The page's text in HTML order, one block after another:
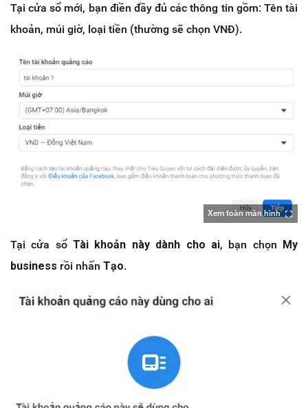
Tại cửa sổ mới, bạn điền đầy đủ các thông tin gồm: Tên tài
khoản, múi giờ, loại tiền (thường sẽ chọn VNĐ).
Xem toàn màn hình
Tại cửa sổTài khoản này dành cho ai, bạn chọn My
business rồi nhấn Tạo.